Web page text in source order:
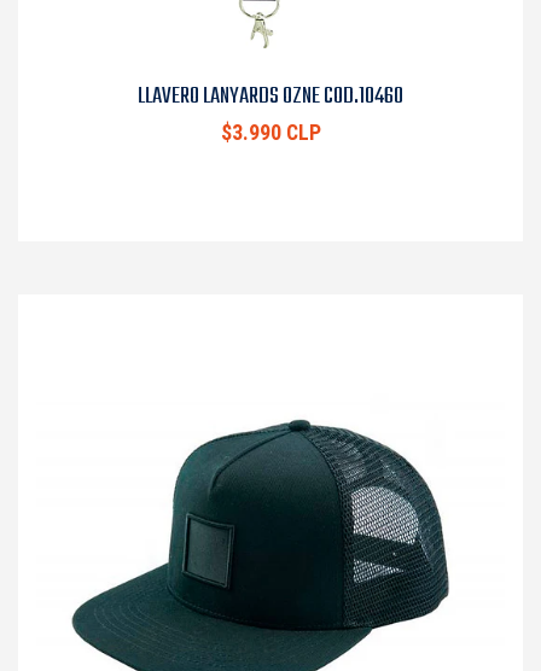
LLAVERO LANYARDS OZNE COD.10460
$3.990 CLP